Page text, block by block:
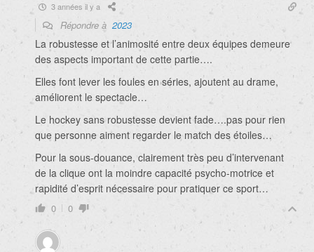
3 années il y a
Répondre à 2023
La robustesse et l’animosité entre deux équipes demeure
des aspects important de cette partie….
Elles font lever les foules en séries, ajoutent au drame,
améliorent le spectacle…
Le hockey sans robustesse devient fade….pas pour rien
que personne aiment regarder le match des étoiles…
Pour la sous-douance, clairement très peu d’intervenant
de la clique ont la moindre capacité psycho-motrice et
rapidité d’esprit nécessaire pour pratiquer ce sport…
0 0